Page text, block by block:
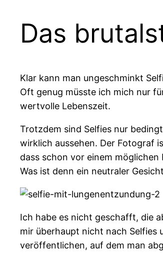
Das
Klar kann man ungeschminkt
Oft genug müsste ich mich nur
wertvolle Lebenszeit.
Trotzdem sind Selfies nur
wirklich aussehen. Der Fotograf
dass schon vor einem
Was ist denn ein neutraler
Ich habe es nicht geschafft, die
mir überhaupt nicht nach Selfies
veröffentlichen, auf dem man